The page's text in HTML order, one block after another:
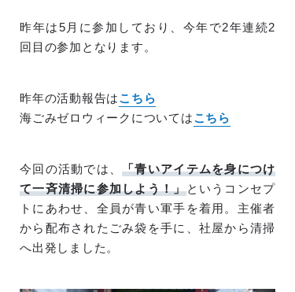
昨年は5月に参加しており、今年で2年連続2
回目の参加となります。
昨年の活動報告はこちら
海ごみゼロウィークについてはこちら
今回の活動では、「青いアイテムを身につけ
て一斉清掃に参加しよう！」というコンセプ
トにあわせ、全員が青い軍手を着用。主催者
から配布されたごみ袋を手に、社屋から清掃
へ出発しました。